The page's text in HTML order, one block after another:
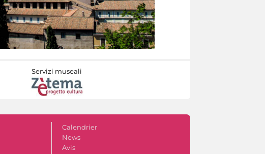
Servizi museali
Calendrier
News
Avis